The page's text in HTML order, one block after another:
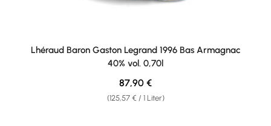
Lhéraud Baron Gaston Legrand 1996 Bas Armagnac
40% vol. 0,70l
(125,57 € / 1 Liter)
Regulärer Preis:
87,90 €